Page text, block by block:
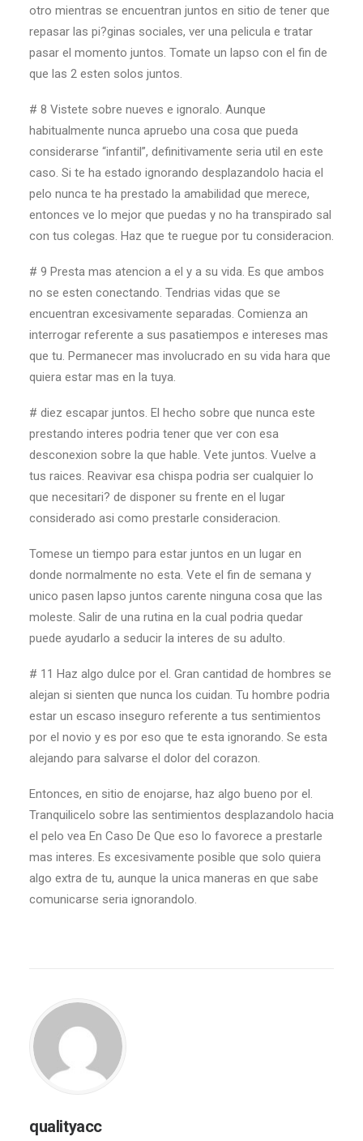
otro mientras se encuentran juntos en sitio de tener que
repasar las pi?ginas sociales, ver una pelicula e tratar
pasar el momento juntos. Tomate un lapso con el fin de
que las 2 esten solos juntos.
# 8 Vistete sobre nueves e ignoralo. Aunque
habitualmente nunca apruebo una cosa que pueda
considerarse “infantil”, definitivamente seri­a util en este
caso. Si te ha estado ignorando desplazandolo hacia el
pelo nunca te ha prestado la amabilidad que merece,
entonces ve lo mejor que puedas y no ha transpirado sal
con tus colegas. Haz que te ruegue por tu consideracion.
# 9 Presta mas atencion a el y a su vida. Es que ambos
no se esten conectando. Tendri­as vidas que se
encuentran excesivamente separadas. Comienza an
interrogar referente a sus pasatiempos e intereses mas
que tu. Permanecer mas involucrado en su vida hara que
quiera estar mas en la tuya.
# diez escapar juntos. El hecho sobre que nunca este
prestando interes podria tener que ver con esa
desconexion sobre la que hable. Vete juntos. Vuelve a
tus raices. Reavivar esa chispa podria ser cualquier lo
que necesitari? de disponer su frente en el lugar
considerado asi­ como prestarle consideracion.
Tomese un tiempo para estar juntos en un lugar en
donde normalmente no esta. Vete el fin de semana y
unico pasen lapso juntos carente ninguna cosa que las
moleste. Salir de una rutina en la cual podria quedar
puede ayudarlo a seducir la interes de su adulto.
# 11 Haz algo dulce por el. Gran cantidad de hombres se
alejan si sienten que nunca los cuidan. Tu hombre podria
estar un escaso inseguro referente a tus sentimientos
por el novio y es por eso que te esta ignorando. Se esta
alejando para salvarse el dolor del corazon.
Entonces, en sitio de enojarse, haz algo bueno por el.
Tranquilicelo sobre las sentimientos desplazandolo hacia
el pelo vea En Caso De Que eso lo favorece a prestarle
mas interes. Es excesivamente posible que solo quiera
algo extra de tu, aunque la unica maneras en que sabe
comunicarse seri­a ignorandolo.
qualityacc